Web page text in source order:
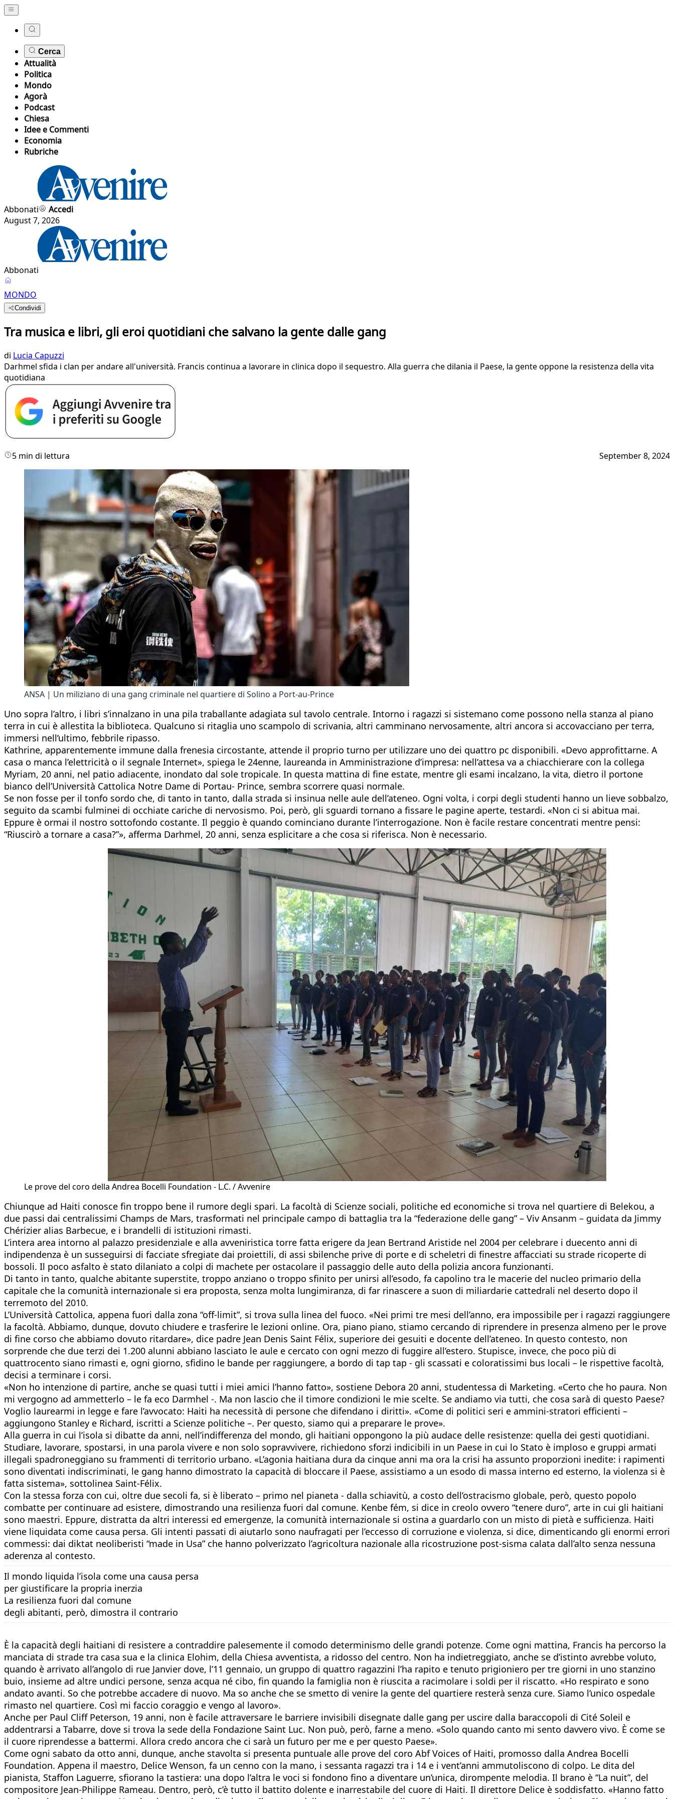
Cerca
Attualità
Politica
Mondo
Agorà
Podcast
Chiesa
Idee e Commenti
Economia
Rubriche
Abbonati
Accedi
August 7, 2026
Abbonati
MONDO
Condividi
Tra musica e libri, gli eroi quotidiani che salvano la gente dalle gang
di Lucia Capuzzi
Darhmel sfida i clan per andare all'università. Francis continua a lavorare in clinica dopo il sequestro. Alla guerra che dilania il Paese, la gente oppone la resistenza della vita
quotidiana
5 min di lettura September 8, 2024
ANSA | Un miliziano di una gang criminale nel quartiere di Solino a Port-au-Prince
Uno sopra l’altro, i libri s’innalzano in una pila traballante adagiata sul tavolo centrale. Intorno i ragazzi si sistemano come possono nella stanza al piano
terra in cui è allestita la biblioteca. Qualcuno si ritaglia uno scampolo di scrivania, altri camminano nervosamente, altri ancora si accovacciano per terra,
immersi nell’ultimo, febbrile ripasso.
Kathrine, apparentemente immune dalla frenesia circostante, attende il proprio turno per utilizzare uno dei quattro pc disponibili. «Devo approfittarne. A
casa o manca l’elettricità o il segnale Internet», spiega le 24enne, laureanda in Amministrazione d’impresa: nell’attesa va a chiacchierare con la collega
Myriam, 20 anni, nel patio adiacente, inondato dal sole tropicale. In questa mattina di fine estate, mentre gli esami incalzano, la vita, dietro il portone
bianco dell’Università Cattolica Notre Dame di Portau- Prince, sembra scorrere quasi normale.
Se non fosse per il tonfo sordo che, di tanto in tanto, dalla strada si insinua nelle aule dell’ateneo. Ogni volta, i corpi degli studenti hanno un lieve sobbalzo,
seguito da scambi fulminei di occhiate cariche di nervosismo. Poi, però, gli sguardi tornano a fissare le pagine aperte, testardi. «Non ci si abitua mai.
Eppure è ormai il nostro sottofondo costante. Il peggio è quando cominciano durante l’interrogazione. Non è facile restare concentrati mentre pensi:
“Riuscirò a tornare a casa?”», afferma Darhmel, 20 anni, senza esplicitare a che cosa si riferisca. Non è necessario.
Le prove del coro della Andrea Bocelli Foundation - L.C. / Avvenire
Chiunque ad Haiti conosce fin troppo bene il rumore degli spari. La facoltà di Scienze sociali, politiche ed economiche si trova nel quartiere di Belekou, a
due passi dai centralissimi Champs de Mars, trasformati nel principale campo di battaglia tra la “federazione delle gang” – Viv Ansanm – guidata da Jimmy
Chérizier alias Barbecue, e i brandelli di istituzioni rimasti.
L’intera area intorno al palazzo presidenziale e alla avveniristica torre fatta erigere da Jean Bertrand Aristide nel 2004 per celebrare i duecento anni di
indipendenza è un susseguirsi di facciate sfregiate dai proiettili, di assi sbilenche prive di porte e di scheletri di finestre affacciati su strade ricoperte di
bossoli. Il poco asfalto è stato dilaniato a colpi di machete per ostacolare il passaggio delle auto della polizia ancora funzionanti.
Di tanto in tanto, qualche abitante superstite, troppo anziano o troppo sfinito per unirsi all’esodo, fa capolino tra le macerie del nucleo primario della
capitale che la comunità internazionale si era proposta, senza molta lungimiranza, di far rinascere a suon di miliardarie cattedrali nel deserto dopo il
terremoto del 2010.
L’Università Cattolica, appena fuori dalla zona “off-limit”, si trova sulla linea del fuoco. «Nei primi tre mesi dell’anno, era impossibile per i ragazzi raggiungere
la facoltà. Abbiamo, dunque, dovuto chiudere e trasferire le lezioni online. Ora, piano piano, stiamo cercando di riprendere in presenza almeno per le prove
di fine corso che abbiamo dovuto ritardare», dice padre Jean Denis Saint Félix, superiore dei gesuiti e docente dell’ateneo. In questo contesto, non
sorprende che due terzi dei 1.200 alunni abbiano lasciato le aule e cercato con ogni mezzo di fuggire all’estero. Stupisce, invece, che poco più di
quattrocento siano rimasti e, ogni giorno, sfidino le bande per raggiungere, a bordo di tap tap - gli scassati e coloratissimi bus locali – le rispettive facoltà,
decisi a terminare i corsi.​
«Non ho intenzione di partire, anche se quasi tutti i miei amici l’hanno fatto», sostiene Debora 20 anni, studentessa di Marketing. «Certo che ho paura. Non
mi vergogno ad ammetterlo – le fa eco Darmhel -. Ma non lascio che il timore condizioni le mie scelte. Se andiamo via tutti, che cosa sarà di questo Paese?
Voglio laurearmi in legge e fare l’avvocato: Haiti ha necessità di persone che difendano i diritti». «Come di politici seri e ammini-stratori efficienti –
aggiungono Stanley e Richard, iscritti a Scienze politiche –. Per questo, siamo qui a preparare le prove».
Alla guerra in cui l’isola si dibatte da anni, nell’indifferenza del mondo, gli haitiani oppongono la più audace delle resistenze: quella dei gesti quotidiani.
Studiare, lavorare, spostarsi, in una parola vivere e non solo sopravvivere, richiedono sforzi indicibili in un Paese in cui lo Stato è imploso e gruppi armati
illegali spadroneggiano su frammenti di territorio urbano. «L’agonia haitiana dura da cinque anni ma ora la crisi ha assunto proporzioni inedite: i rapimenti
sono diventati indiscriminati, le gang hanno dimostrato la capacità di bloccare il Paese, assistiamo a un esodo di massa interno ed esterno, la violenza si è
fatta sistema», sottolinea Saint-Félix.
Con la stessa forza con cui, oltre due secoli fa, si è liberato – primo nel pianeta - dalla schiavitù, a costo dell’ostracismo globale, però, questo popolo
combatte per continuare ad esistere, dimostrando una resilienza fuori dal comune. Kenbe fém, si dice in creolo ovvero “tenere duro”, arte in cui gli haitiani
sono maestri. Eppure, distratta da altri interessi ed emergenze, la comunità internazionale si ostina a guardarlo con un misto di pietà e sufficienza. Haiti
viene liquidata come causa persa. Gli intenti passati di aiutarlo sono naufragati per l’eccesso di corruzione e violenza, si dice, dimenticando gli enormi errori
commessi: dai diktat neoliberisti “made in Usa” che hanno polverizzato l’agricoltura nazionale alla ricostruzione post-sisma calata dall’alto senza nessuna
aderenza al contesto.
Il mondo liquida l’isola come una causa persa
per giustificare la propria inerzia
La resilienza fuori dal comune
degli abitanti, però, dimostra il contrario
È la capacità degli haitiani di resistere a contraddire palesemente il comodo determinismo delle grandi potenze. Come ogni mattina, Francis ha percorso la
manciata di strade tra casa sua e la clinica Elohim, della Chiesa avventista, a ridosso del centro. Non ha indietreggiato, anche se d’istinto avrebbe voluto,
quando è arrivato all’angolo di rue Janvier dove, l’11 gennaio, un gruppo di quattro ragazzini l’ha rapito e tenuto prigioniero per tre giorni in uno stanzino
buio, insieme ad altre undici persone, senza acqua né cibo, fin quando la famiglia non è riuscita a racimolare i soldi per il riscatto. «Ho respirato e sono
andato avanti. So che potrebbe accadere di nuovo. Ma so anche che se smetto di venire la gente del quartiere resterà senza cure. Siamo l’unico ospedale
rimasto nel quartiere. Così mi faccio coraggio e vengo al lavoro».
Anche per Paul Cliff Peterson, 19 anni, non è facile attraversare le barriere invisibili disegnate dalle gang per uscire dalla baraccopoli di Cité Soleil e
addentrarsi a Tabarre, dove si trova la sede della Fondazione Saint Luc. Non può, però, farne a meno. «Solo quando canto mi sento davvero vivo. È come se
il cuore riprendesse a battermi. Allora credo ancora che ci sarà un futuro per me e per questo Paese».
Come ogni sabato da otto anni, dunque, anche stavolta si presenta puntuale alle prove del coro Abf Voices of Haiti, promosso dalla Andrea Bocelli
Foundation. Appena il maestro, Delice Wenson, fa un cenno con la mano, i sessanta ragazzi tra i 14 e i vent’anni ammutoliscono di colpo. Le dita del
pianista, Staffon Laguerre, sfiorano la tastiera: una dopo l’altra le voci si fondono fino a diventare un’unica, dirompente melodia. Il brano è “La nuit”, del
compositore Jean-Philippe Rameau. Dentro, però, c’è tutto il battito dolente e inarrestabile del cuore di Haiti. Il direttore Delice è soddisfatto. «Hanno fatto